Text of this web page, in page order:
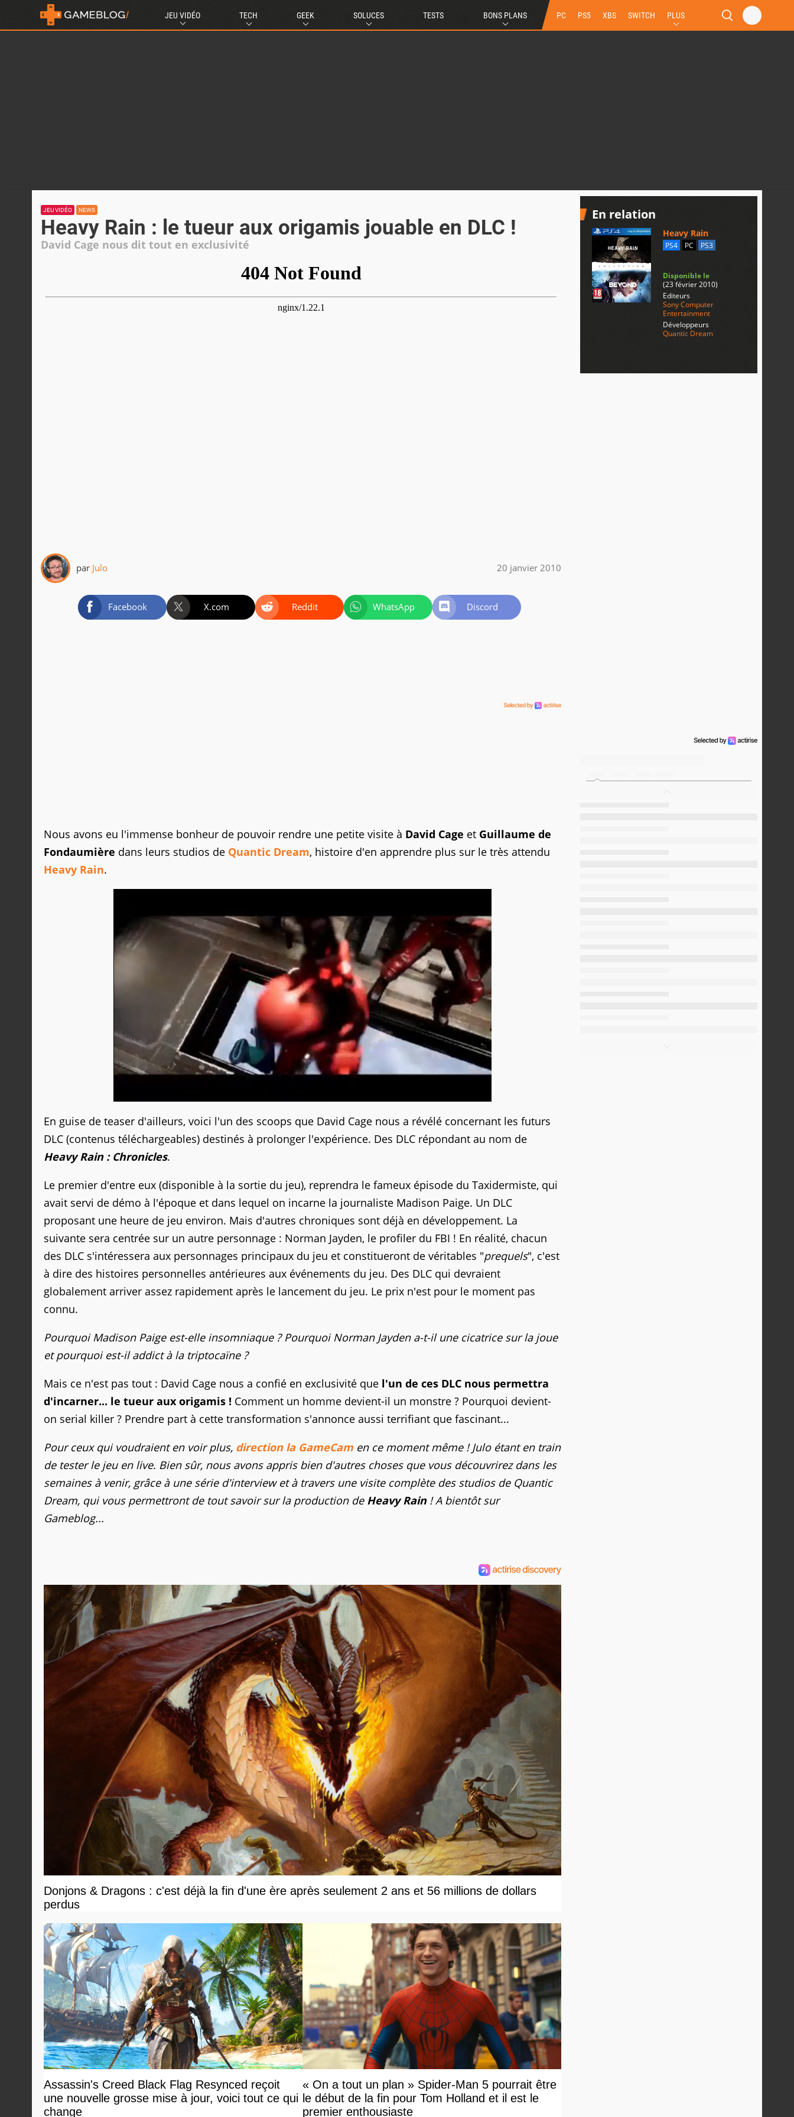
JEU VIDÉO TECH GEEK SOLUCES TESTS BONS PLANS PC PS5 XBS SWITCH PLUS
JEU VIDÉO NEWS
Heavy Rain : le tueur aux origamis jouable en DLC !
David Cage nous dit tout en exclusivité
par Julo 20 janvier 2010
Facebook X.com Reddit WhatsApp Discord
Nous avons eu l'immense bonheur de pouvoir rendre une petite visite à David Cage et Guillaume de
Fondaumière dans leurs studios de Quantic Dream, histoire d'en apprendre plus sur le très attendu
Heavy Rain.
En guise de teaser d'ailleurs, voici l'un des scoops que David Cage nous a révélé concernant les futurs
DLC (contenus téléchargeables) destinés à prolonger l'expérience. Des DLC répondant au nom de
Heavy Rain : Chronicles.
Le premier d'entre eux (disponible à la sortie du jeu), reprendra le fameux épisode du Taxidermiste, qui
avait servi de démo à l'époque et dans lequel on incarne la journaliste Madison Paige. Un DLC
proposant une heure de jeu environ. Mais d'autres chroniques sont déjà en développement. La
suivante sera centrée sur un autre personnage : Norman Jayden, le profiler du FBI ! En réalité, chacun
des DLC s'intéressera aux personnages principaux du jeu et constitueront de véritables "prequels", c'est
à dire des histoires personnelles antérieures aux événements du jeu. Des DLC qui devraient
globalement arriver assez rapidement après le lancement du jeu. Le prix n'est pour le moment pas
connu.
Pourquoi Madison Paige est-elle insomniaque ? Pourquoi Norman Jayden a-t-il une cicatrice sur la joue
et pourquoi est-il addict à la triptocaïne ?
Mais ce n'est pas tout : David Cage nous a confié en exclusivité que l'un de ces DLC nous permettra
d'incarner... le tueur aux origamis ! Comment un homme devient-il un monstre ? Pourquoi devient-
on serial killer ? Prendre part à cette transformation s'annonce aussi terrifiant que fascinant...
Pour ceux qui voudraient en voir plus, direction la GameCam en ce moment même ! Julo étant en train
de tester le jeu en live. Bien sûr, nous avons appris bien d'autres choses que vous découvrirez dans les
semaines à venir, grâce à une série d'interview et à travers une visite complète des studios de Quantic
Dream, qui vous permettront de tout savoir sur la production de Heavy Rain! A bientôt sur
Gameblog...
Donjons & Dragons : c'est déjà la fin d'une ère après seulement 2 ans et 56 millions de dollars
perdus
Assassin's Creed Black Flag Resynced reçoit
une nouvelle grosse mise à jour, voici tout ce qui
change
« On a tout un plan » Spider-Man 5 pourrait être
le début de la fin pour Tom Holland et il est le
premier enthousiaste
En relation
Heavy Rain
PS4 PC PS3
Disponible le
(23 février 2010)
Editeurs
Sony Computer
Entertainment
Développeurs
Quantic Dream